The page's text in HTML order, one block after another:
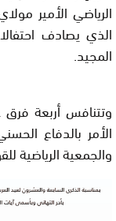
الذي يصادف
المجيد.
وتتنافس أربعة
الأمر بالدفاع
والجمعية الرياضية